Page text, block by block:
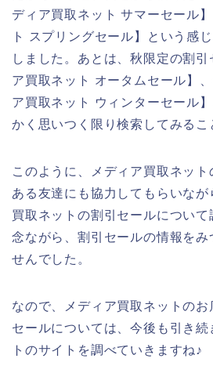
ディア買取ネット サマーセール
ト スプリングセール】という感
しました。あとは、秋限定の割引
ア買取ネット オータムセール】
ア買取ネット ウィンターセール
かく思いつく限り検索してみるこ
このように、メディア買取ネッ
ある友達にも協力してもらいな
買取ネットの割引セールについ
念ながら、割引セールの情報をみ
せんでした。
なので、メディア買取ネットのお
セールについては、今後も引き続
トのサイトを調べていきますね♪